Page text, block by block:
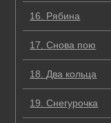
16. Рябина
17.Снова пою
18. Два кольца
19.Снегурочка